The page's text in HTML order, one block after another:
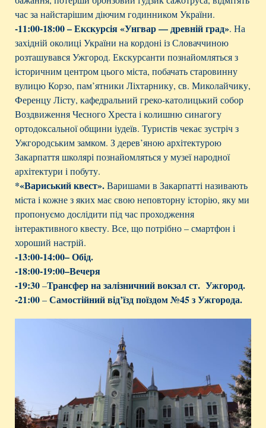
час за найстарішим діючим годинником України.
-11:00-18:00 – Екскурсія «Унгвар — древній град». На
західній околиці України на кордоні із Словаччиною
розташувався Ужгород. Екскурсанти познайомляться з
історичним центром цього міста, побачать старовинну
вулицю Корзо, пам’ятники Ліхтарнику, св. Миколайчику,
Ференцу Лісту, кафедральний греко-католицький собор
Воздвиження Чесного Хреста і колишню синагогу
ортодоксальної общини іудеїв. Туристів чекає зустріч з
Ужгородським замком. З дерев’яною архітектурою
Закарпаття школярі познайомляться у музеї народної
архітектури і побуту.
*«Вариський квест».Варишами в Закарпатті називають
міста і кожне з яких має свою неповторну історію, яку ми
пропонуємо дослідити під час проходження
інтерактивного квесту. Все, що потрібно – смартфон і
хороший настрій.
-13:00-14:00– Обід.
-18:00-19:00–Вечеря
-19:30–Трансфер на залізничний вокзал ст. Ужгород.
-21:00–Самостійний від’їзд поїздом №45 з Ужгорода.